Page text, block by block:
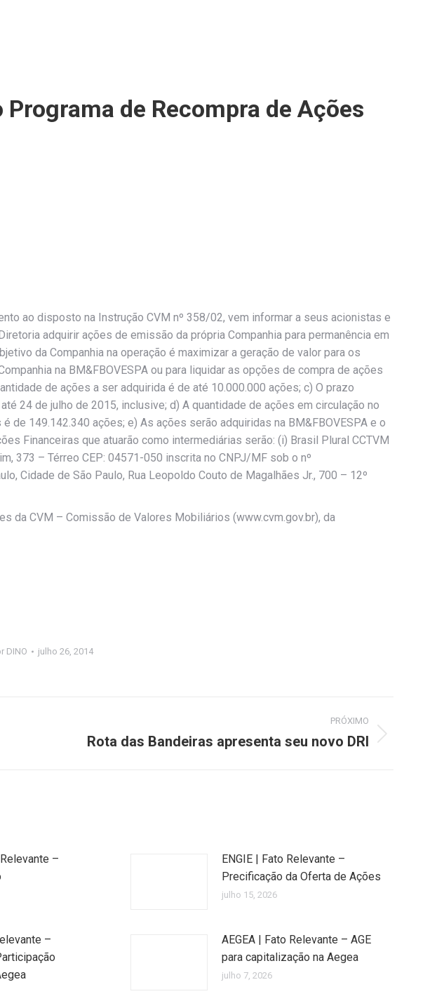
de Recompra de Ações
ao disposto na Instrução CVM nº 358/02, vem informar a seus acionistas e
adquirir ações de emissão da própria Companhia para permanência em
da Companhia na operação é maximizar a geração de valor para os
na BM&FBOVESPA ou para liquidar as opções de compra de ações
de ações a ser adquirida é de até 10.000.000 ações; c) O prazo
24 de julho de 2015, inclusive; d) A quantidade de ações em circulação no
149.142.340 ações; e) As ações serão adquiridas na BM&FBOVESPA e o
Financeiras que atuarão como intermediárias serão: (i) Brasil Plural CCTVM
373 – Térreo CEP: 04571-050 inscrita no CNPJ/MF sob o nº
Cidade de São Paulo, Rua Leopoldo Couto de Magalhães Jr., 700 – 12º
da CVM – Comissão de Valores Mobiliários (www.cvm.gov.br), da
DINO julho 26, 2014
PRÓXIMO
Rota das Bandeiras apresenta seu novo DRI
–
ENGIE | Fato Relevante –
Precificação da Oferta de Ações
julho 15, 2026
–
AEGEA | Fato Relevante – AGE
para capitalização na Aegea
julho 7, 2026